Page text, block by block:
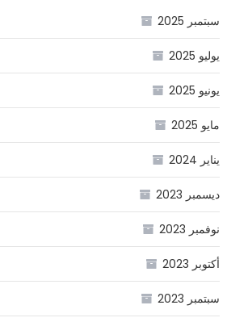
سبتمبر 2025
يوليو 2025
يونيو 2025
مايو 2025
يناير 2024
ديسمبر 2023
نوفمبر 2023
أكتوبر 2023
سبتمبر 2023